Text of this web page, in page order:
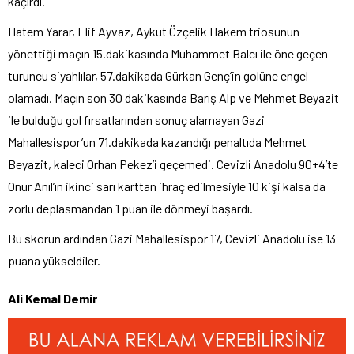
Hatem Yarar, Elif Ayvaz, Aykut Özçelik Hakem triosunun
yönettiği maçın 15.dakikasında Muhammet Balcı ile öne geçen
turuncu siyahlılar, 57.dakikada Gürkan Genç’in golüne engel
olamadı. Maçın son 30 dakikasında Barış Alp ve Mehmet Beyazit
ile bulduğu gol fırsatlarından sonuç alamayan Gazi
Mahallesispor’un 71.dakikada kazandığı penaltıda Mehmet
Beyazit, kaleci Orhan Pekez’i geçemedi. Cevizli Anadolu 90+4’te
Onur Anıl’ın ikinci sarı karttan ihraç edilmesiyle 10 kişi kalsa da
zorlu deplasmandan 1 puan ile dönmeyi başardı.
Bu skorun ardından Gazi Mahallesispor 17, Cevizli Anadolu ise 13
puana yükseldiler.
Ali Kemal Demir